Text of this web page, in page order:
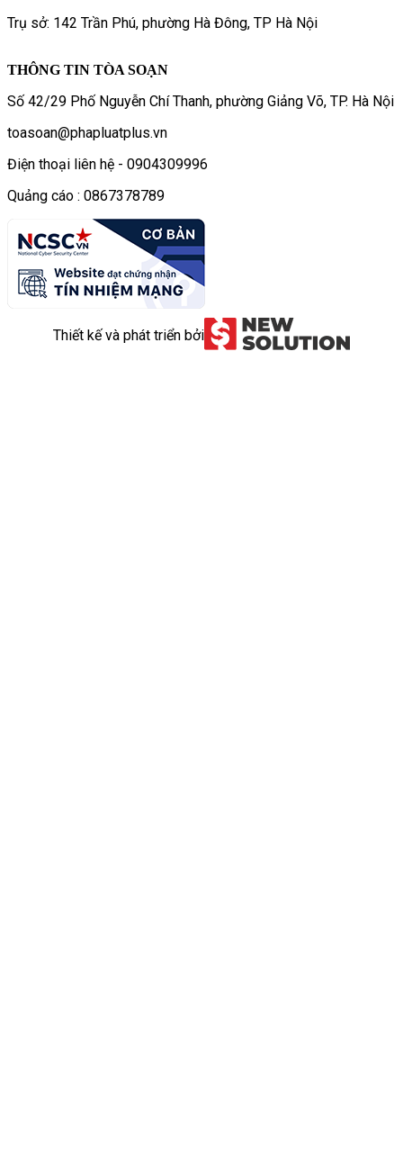
Trụ sở: 142 Trần Phú, phường Hà Đông, TP Hà Nội
THÔNG TIN TÒA SOẠN
Số 42/29 Phố Nguyễn Chí Thanh, phường Giảng Võ, TP. Hà Nội
toasoan@phapluatplus.vn
Điện thoại liên hệ - 0904309996
Quảng cáo : 0867378789
Thiết kế và phát triển bởi